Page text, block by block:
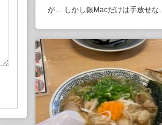
が… しかし銀Macだけは手放せ